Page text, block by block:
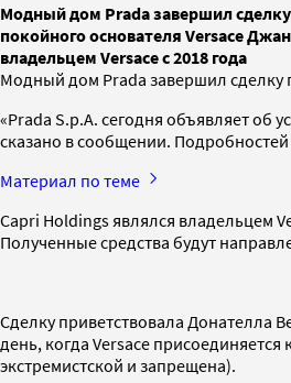
Модный дом Prada завершил сделку
покойного основателя Versace
владельцем Versace с 2018 года
Модный дом Prada завершил сделку
«Prada S.p.A. сегодня объявляет
сказано в сообщении.
Материал по теме
Capri Holdings являлся владельцем
Полученные средства будут
Сделку приветствовала Донателла
день, когда Versace
экстремистской и запрещена).